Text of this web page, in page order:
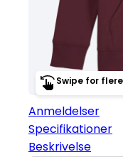
Swipe for
Anmeldelser
Specifikationer
Beskrivelse